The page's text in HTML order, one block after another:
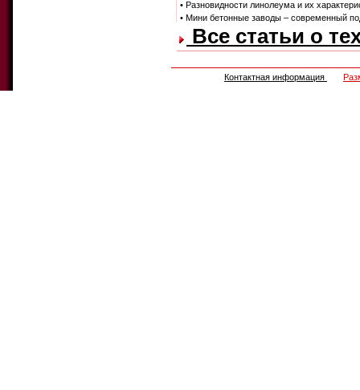
• Разновидности линолеума и их
• Мини бетонные заводы – современный
Все статьи о
Контактная информация